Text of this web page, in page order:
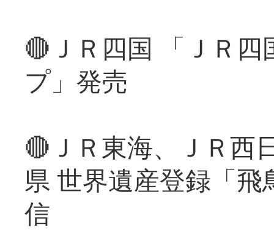
🔴ＪＲ四国 「ＪＲ
プ」発売
🔴ＪＲ東海、ＪＲ西
県 世界遺産登録「
信